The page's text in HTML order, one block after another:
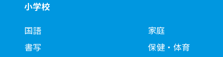
小学校
国語
書写
家庭
保健・体育